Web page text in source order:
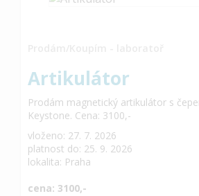
Artikulátor
Prodám magnetický artikulátor s
Keystone. Cena: 3100,-
vloženo: 27. 7. 2026
platnost do: 25. 9. 2026
lokalita: Praha
cena: 3100,-